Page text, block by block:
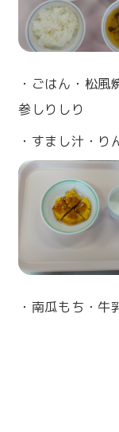
・ごはん・松風
参しりしり
・すまし汁・り
・南瓜もち・牛